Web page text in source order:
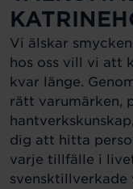
Vi älskar
hos oss vill vi att
kvar länge.
rätt varumärken,
dig att hitta
varje tillfälle i
svensktillverkade